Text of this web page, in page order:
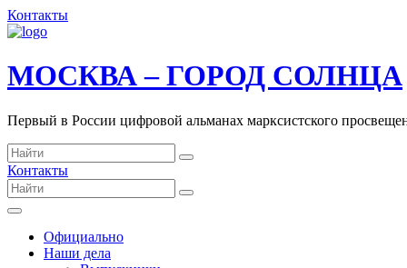
Контакты
МОСКВА – ГОРОД СОЛНЦА
Первый в России цифровой альманах марксистского
Контакты
Официально
Наши дела